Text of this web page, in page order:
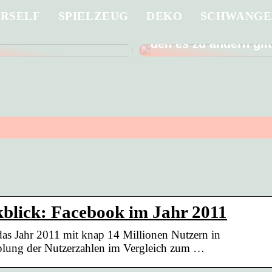
SPIELZEUG DEKO
Sie ein in die
Männer gehen
den es zu ändern gilt
Facebook im Jahr 2011
Jahr 2011 mit knap 14 Millionen Nutzern in
der Nutzerzahlen im Vergleich zum …